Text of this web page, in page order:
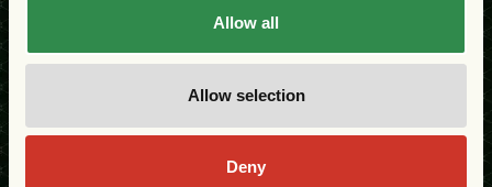
Allow all
Allow selection
Deny